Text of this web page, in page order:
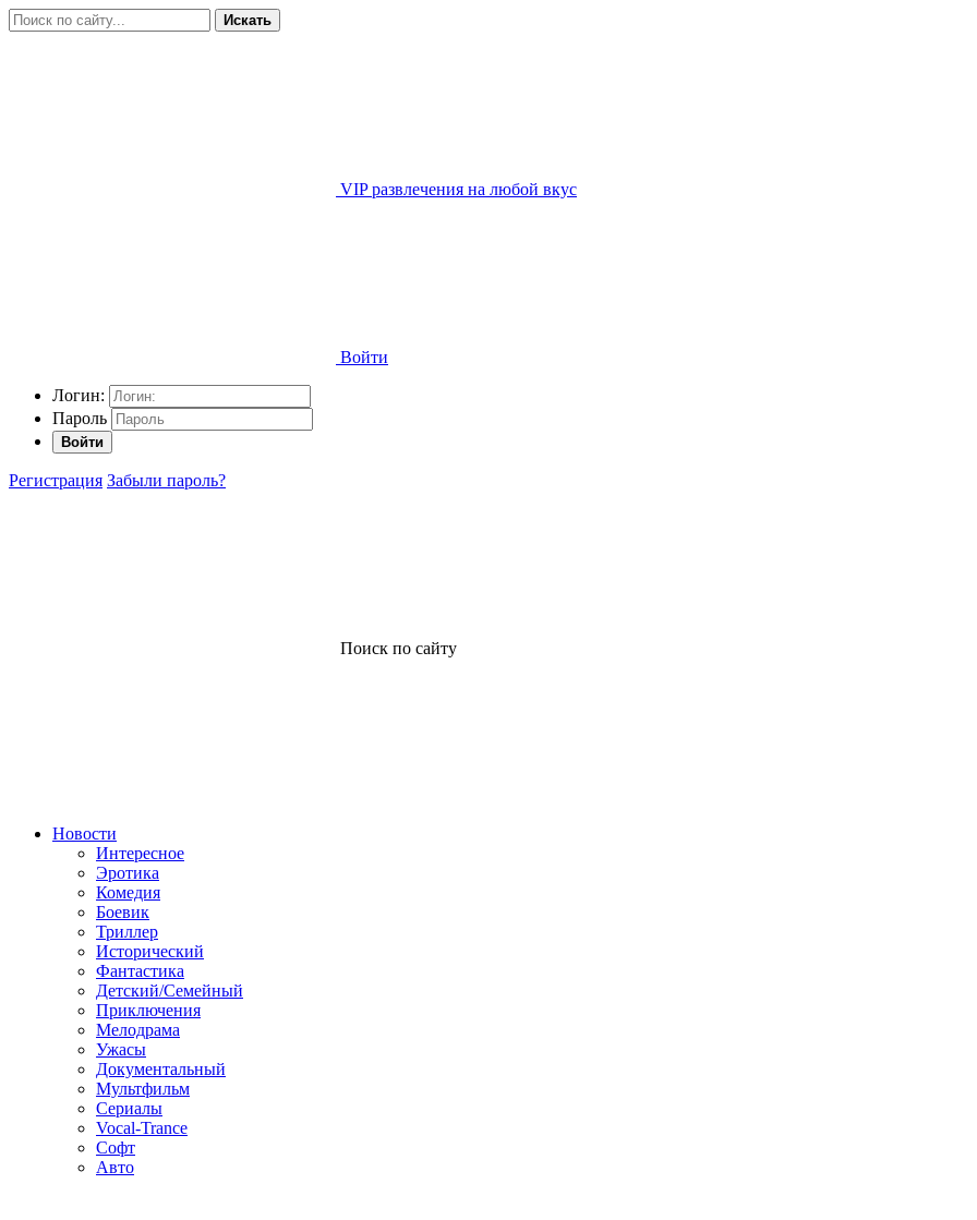
Искать
VIP развлечения на любой вкус
Войти
Логин:
Пароль
Войти
Регистрация Забыли пароль?
Поиск по сайту
Новости
Интересное
Эротика
Комедия
Боевик
Триллер
Исторический
Фантастика
Детский/Семейный
Приключения
Мелодрама
Ужасы
Документальный
Мультфильм
Сериалы
Vocal-Trance
Софт
Авто